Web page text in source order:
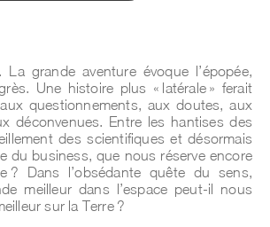
La grande aventure évoque l’épopée,
Une histoire plus « latérale » ferait
questionnements, aux doutes, aux
déconvenues. Entre les hantises des
des scientifiques et désormais
du business, que nous réserve encore
? Dans l’obsédante quête du sens,
meilleur dans l’espace peut-il nous
sur la Terre ?